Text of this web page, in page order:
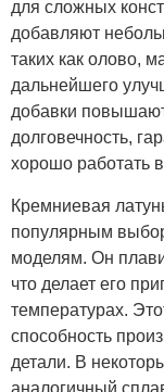
для сложных
добавляют
таких как олово,
дальнейшего
добавки
долговечность,
хорошо работать
Кремниевая
популярным
моделям. Он
что делает его
температурах.
способность
детали. В
аналогичный